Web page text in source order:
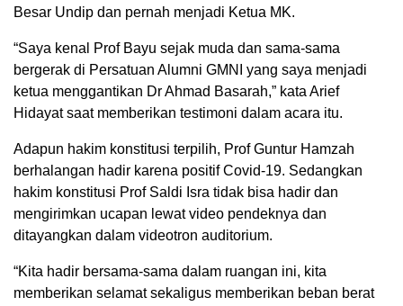
Besar Undip dan pernah menjadi Ketua MK.
“Saya kenal Prof Bayu sejak muda dan sama-sama
bergerak di Persatuan Alumni GMNI yang saya menjadi
ketua menggantikan Dr Ahmad Basarah,” kata Arief
Hidayat saat memberikan testimoni dalam acara itu.
Adapun hakim konstitusi terpilih, Prof Guntur Hamzah
berhalangan hadir karena positif Covid-19. Sedangkan
hakim konstitusi Prof Saldi Isra tidak bisa hadir dan
mengirimkan ucapan lewat video pendeknya dan
ditayangkan dalam videotron auditorium.
“Kita hadir bersama-sama dalam ruangan ini, kita
memberikan selamat sekaligus memberikan beban berat